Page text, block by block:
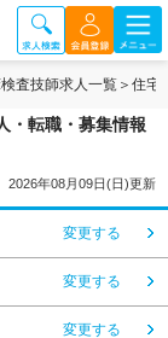
査技師求人一覧 住宅
・転職・募集情報
2026年08月09日(日)更新
変更する
変更する
変更する